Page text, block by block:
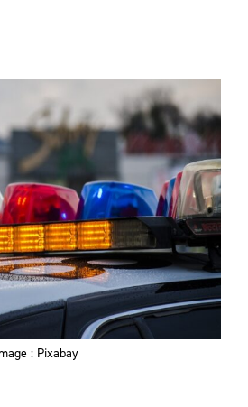
: Pixabay